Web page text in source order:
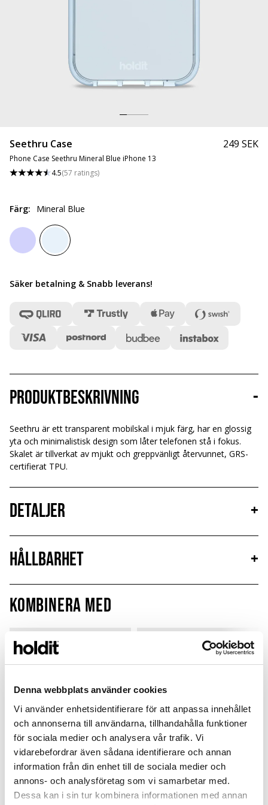
Denna webbplats använder cookies
Vi använder enhetsidentifierare för att anpassa innehållet
och annonserna till användarna, tillhandahålla funktioner
för sociala medier och analysera vår trafik. Vi
vidarebefordrar även sådana identifierare och annan
information från din enhet till de sociala medier och
annons- och analysföretag som vi samarbetar med.
Dessa kan i sin tur kombinera informationen med annan
Seethru Case
Phone Case Seethru Mineral Blue iPhone 13
4.5(57 ratings)
249 SEK
Färg: Mineral Blue
Säker betalning & Snabb leverans!
Produktbeskrivning -
Seethru är ett transparent mobilskal i mjuk färg, har en glossig
yta och minimalistisk design som låter telefonen stå i fokus.
Skalet är tillverkat av mjukt och greppvänligt återvunnet, GRS-
certifierat TPU.
Detaljer +
Hållbarhet
+
Kombinera med
Sign up
Card Holder Silicone Case